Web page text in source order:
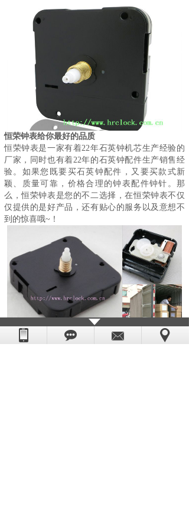
恒荣钟表给你最好的品质
恒荣钟表是一家有着22年石英钟机芯生产经验的
厂家，同时也有着22年的石英钟配件生产销售经
验。如果您既要买石英钟配件，又要买款式新
颖、质量可靠，价格合理的钟表配件钟针。那
么，恒荣钟表是您的不二选择，在恒荣钟表不仅
仅提供的是好产品，还有贴心的服务以及意想不
到的惊喜哦~！
如果你对以上石英钟机芯感兴趣或有疑问的朋